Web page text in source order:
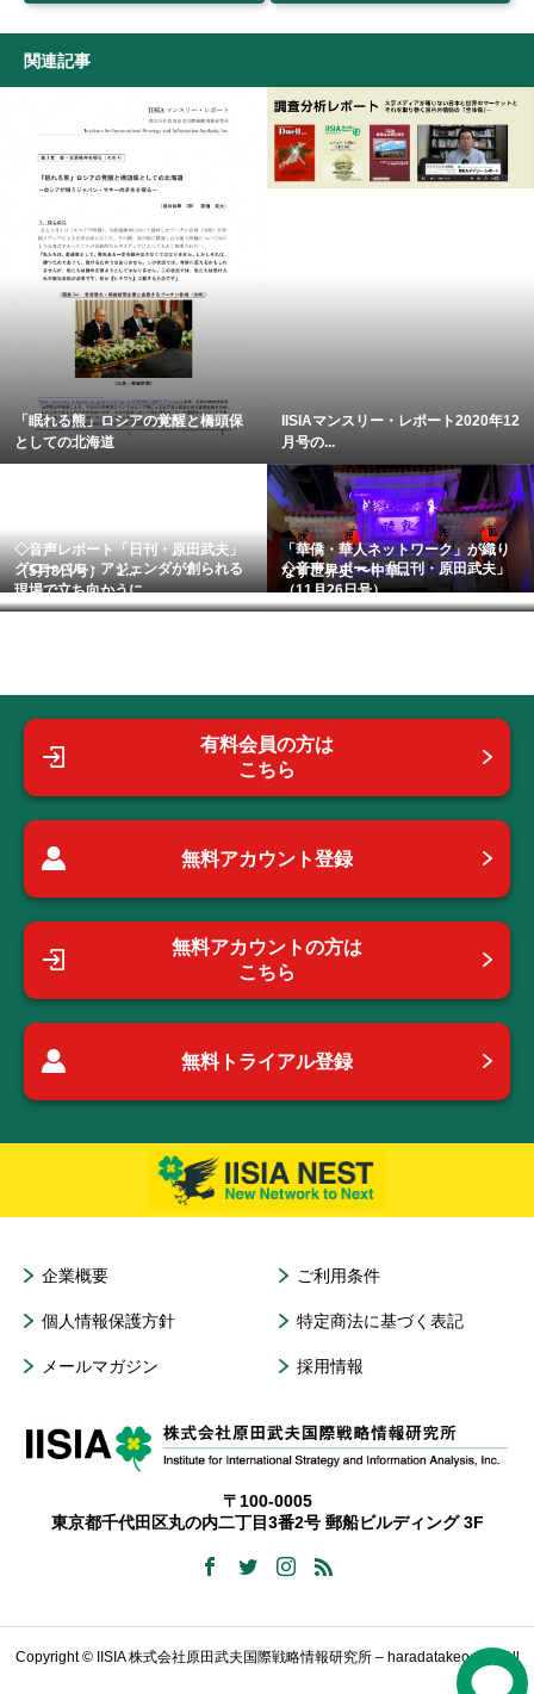
関連記事
「眠れる熊」ロシアの覚醒と橋頭保
としての北海道
IISIAマンスリー・レポート2020年12
月号の...
◇音声レポート「日刊・原田武夫」
（5月8日号） 1...
「華僑・華人ネットワーク」が織り
なす世界史 〜中華...
グローバル・アジェンダが創られる
現場で立ち向かうに...
◇音声レポート「日刊・原田武夫」
（11月26日号）
有料会員の方は
こちら
無料アカウント登録
無料アカウントの方は
こちら
無料トライアル登録
企業概要 ご利用条件
個人情報保護方針 特定商法に基づく表記
メールマガジン 採用情報
〒100-0005
東京都千代田区丸の内二丁目3番2号 郵船ビルディング 3F
Copyright © IISIA 株式会社原田武夫国際戦略情報研究所 – haradatakeo.com All